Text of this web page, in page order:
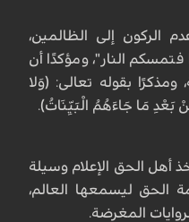
الركون إلى الظالمين،
فتمسكم النار"، ومؤكدًا أن
ومذكرًا بقوله تعالى: (وَلا
بَعْدِ مَا جَاءَهُمُ الْبَيِّنَاتُ).
أهل الحق الإعلام وسيلة
الحق ليسمعها العالم،
المغرضة.